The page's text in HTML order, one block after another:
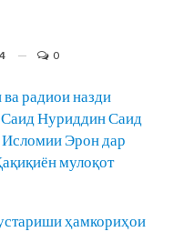
0
радиои назди
Нуриддин Саид
Эрон дар
мулоқот
ҳамкориҳои